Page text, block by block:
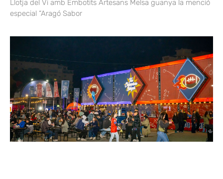
Llotja del Vi amb Embotits Artesans Melsa guanya la menció
especial “Aragó Sabor